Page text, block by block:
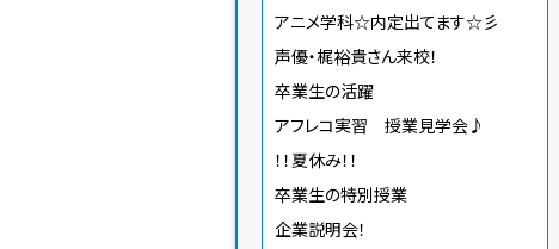
アニメ学科☆内定出てます☆彡
声優・梶裕貴さん来校！
卒業生の活躍
アフレコ実習 授業見学会♪
！！夏休み！！
卒業生の特別授業
企業説明会！